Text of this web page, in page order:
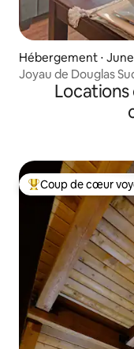
Hébergement ⋅
Joyau de Douglas
l'océan
Coups de cœur
Coup de cœur